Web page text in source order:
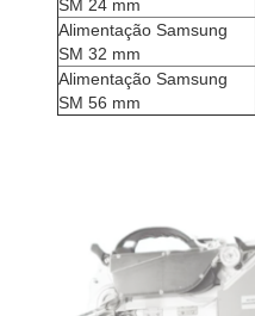
SM 24 mm
Alimentação Samsung
SM 32 mm
Alimentação Samsung
SM 56 mm